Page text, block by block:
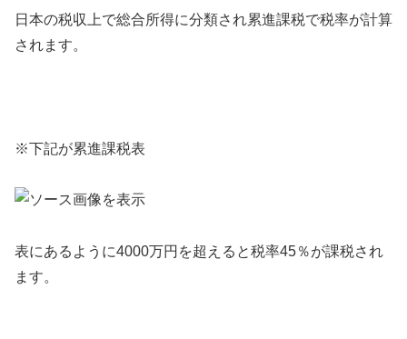
日本の税収上で総合所得に分類され累進課税で税率が計算
されます。
※下記が累進課税表
表にあるように4000万円を超えると税率45％が課税され
ます。